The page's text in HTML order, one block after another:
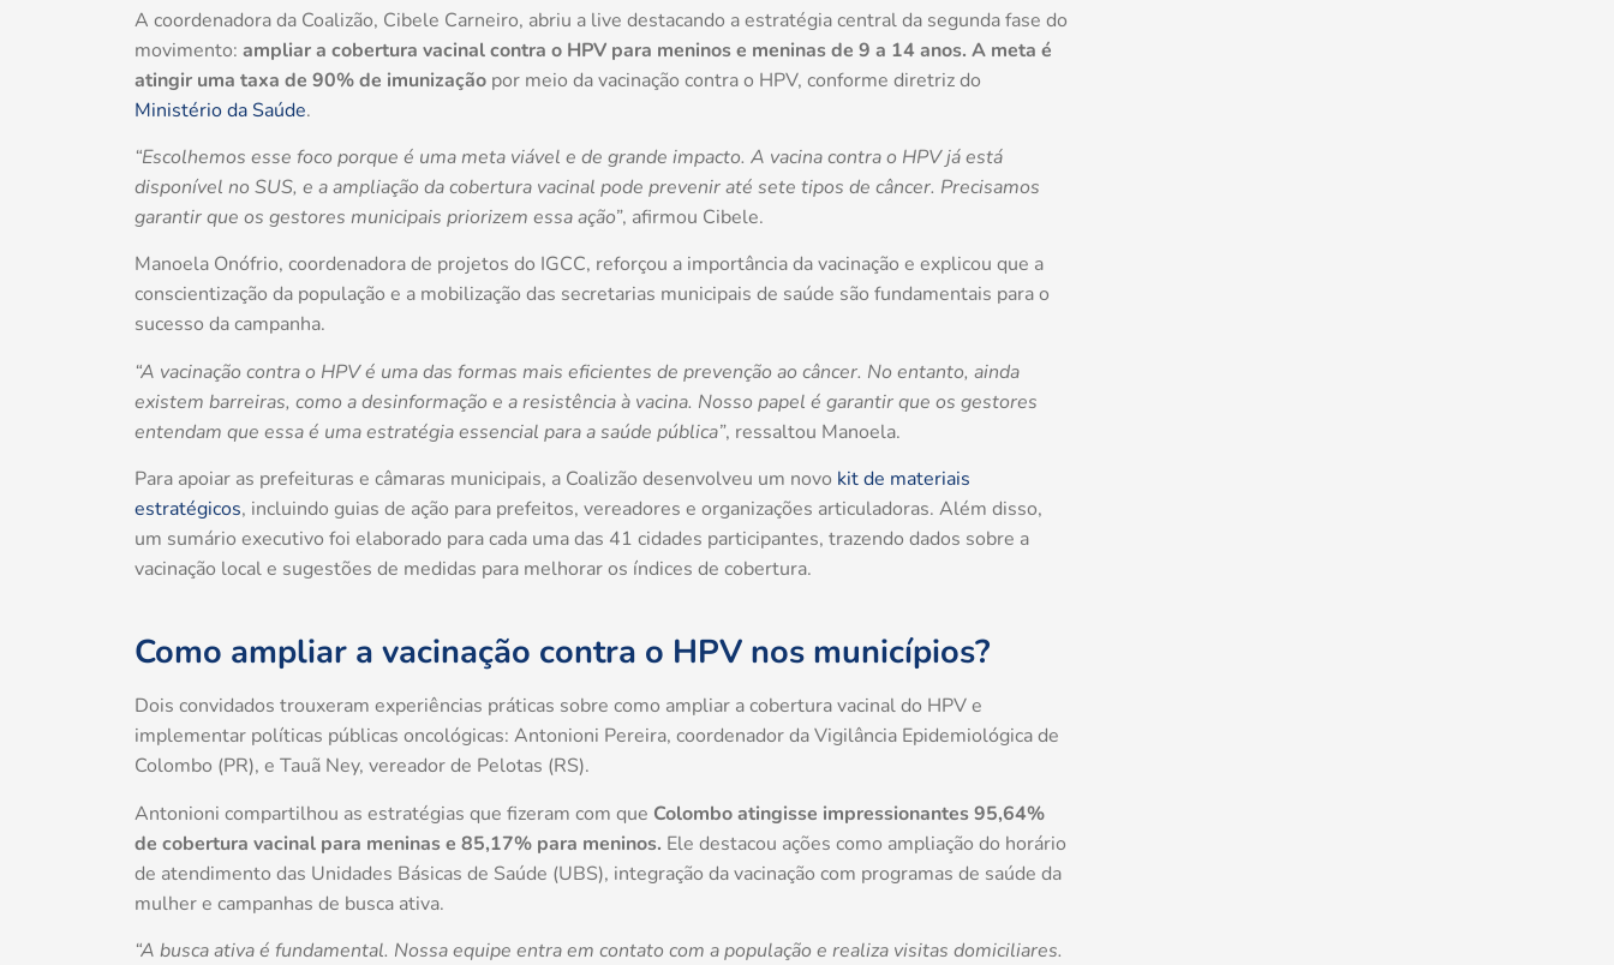
A coordenadora da Coalizão, Cibele Carneiro, abriu a live destacando a estratégia central da segunda fase do
movimento: ampliar a cobertura vacinal contra o HPV para meninos e meninas de 9 a 14 anos. A meta é
atingir uma taxa de 90% de imunização por meio da vacinação contra o HPV, conforme diretriz do
Ministério da Saúde.
“Escolhemos esse foco porque é uma meta viável e de grande impacto. A vacina contra o HPV já está
disponível no SUS, e a ampliação da cobertura vacinal pode prevenir até sete tipos de câncer. Precisamos
garantir que os gestores municipais priorizem essa ação”, afirmou Cibele.
Manoela Onófrio, coordenadora de projetos do IGCC, reforçou a importância da vacinação e explicou que a
conscientização da população e a mobilização das secretarias municipais de saúde são fundamentais para o
sucesso da campanha.
“A vacinação contra o HPV é uma das formas mais eficientes de prevenção ao câncer. No entanto, ainda
existem barreiras, como a desinformação e a resistência à vacina. Nosso papel é garantir que os gestores
entendam que essa é uma estratégia essencial para a saúde pública”, ressaltou Manoela.
Para apoiar as prefeituras e câmaras municipais, a Coalizão desenvolveu um novo kit de materiais
estratégicos, incluindo guias de ação para prefeitos, vereadores e organizações articuladoras. Além disso,
um sumário executivo foi elaborado para cada uma das 41 cidades participantes, trazendo dados sobre a
vacinação local e sugestões de medidas para melhorar os índices de cobertura.
Como ampliar a vacinação contra o HPV nos municípios?
Dois convidados trouxeram experiências práticas sobre como ampliar a cobertura vacinal do HPV e
implementar políticas públicas oncológicas: Antonioni Pereira, coordenador da Vigilância Epidemiológica de
Colombo (PR), e Tauã Ney, vereador de Pelotas (RS).
Antonioni compartilhou as estratégias que fizeram com que Colombo atingisse impressionantes 95,64%
de cobertura vacinal para meninas e 85,17% para meninos. Ele destacou ações como ampliação do horário
de atendimento das Unidades Básicas de Saúde (UBS), integração da vacinação com programas de saúde da
mulher e campanhas de busca ativa.
“A busca ativa é fundamental. Nossa equipe entra em contato com a população e realiza visitas domiciliares.